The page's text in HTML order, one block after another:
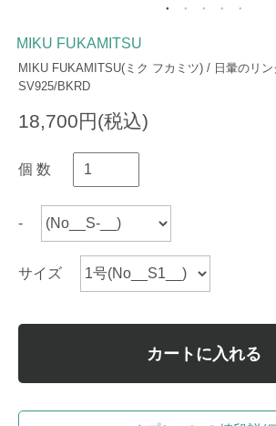
MIKU FUKAMITSU
MIKU FUKAMITSU(ミク フカミツ) / 日暈のリ
SV925/BKRD
18,700円(税込)
個 数
-
サイズ
カートに入れる